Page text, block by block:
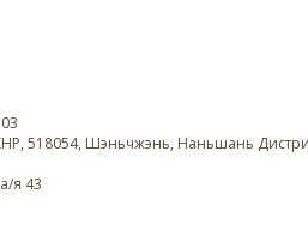
518054, Шэньчжэнь, Наньшань
я 43